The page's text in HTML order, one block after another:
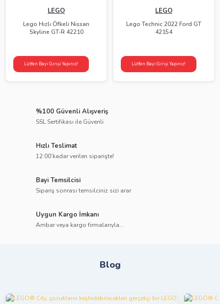
LEGO
Lego Hızlı Öfkeli Nissan
Skyline GT-R 42210
Lütfen Bayi Girişi Yapınız!
LEGO
Lego Technic 2022 Ford GT
42154
Lütfen Bayi Girişi Yapınız!
%100 Güvenli Alışveriş
SSL Sertifikası ile Güvenli
Hızlı Teslimat
12:00’kadar verilen siparişte!
Bayi Temsilcisi
Sipariş sonrası temsilciniz sizi arar
Uygun Kargo İmkanı
Ambar veya kargo firmalarıyla...
Blog